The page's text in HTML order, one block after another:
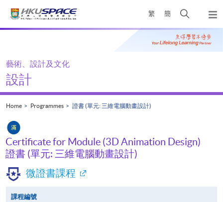
繁 簡
Open
search
panel
Main
藝術、設計及文化
設計
Home Programmes 證書 (單元: 三維電腦動畫設計)
Certificate for Module (3D Animation Design)
證書 (單元: 三維電腦動畫設計)
微證書課程
課程編號